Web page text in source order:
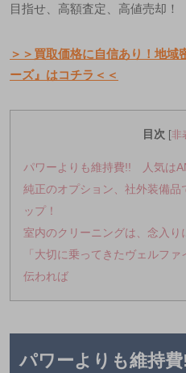
目指せ、高額査定、高値売却！
＞＞買取価格に自信あり！地域
ーズ』はコチラ＜＜
目次 [非
パワーよりも維持費!! 人気は
純正のオプション、社外装備品
ップ！
室内のクリーニングは、念入り
「大切に乗ってきたヴェルフ
伝われば
パワーよりも維持